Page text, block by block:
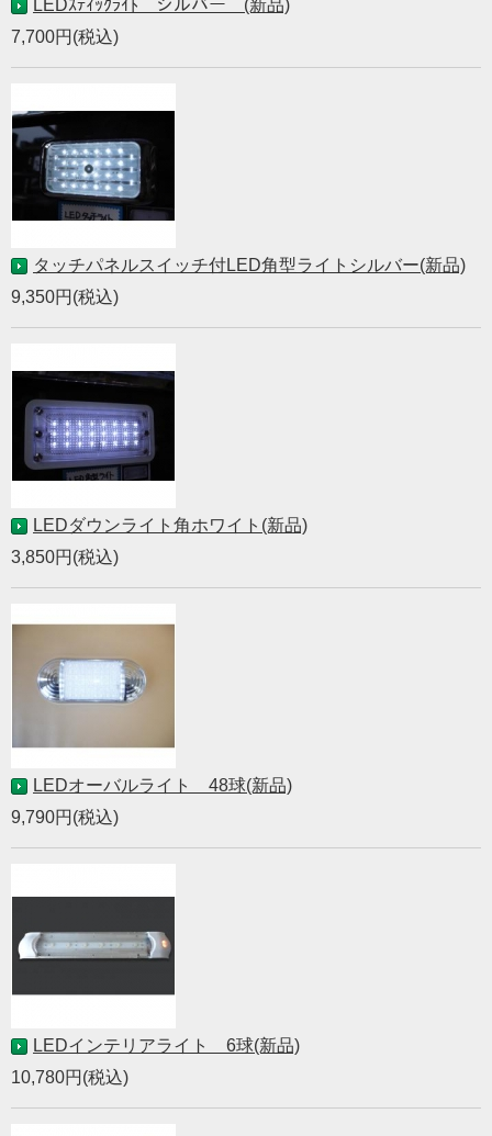
LEDｽﾃｨｯｸﾗｲﾄ シルバー (新品)
7,700円(税込)
タッチパネルスイッチ付LED角型ライトシルバー(新品)
9,350円(税込)
LEDダウンライト角ホワイト(新品)
3,850円(税込)
LEDオーバルライト 48球(新品)
9,790円(税込)
LEDインテリアライト 6球(新品)
10,780円(税込)